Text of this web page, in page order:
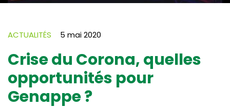
ACTUALITÉS 5 mai 2020
Crise du Corona, quelles
opportunités pour
Genappe ?